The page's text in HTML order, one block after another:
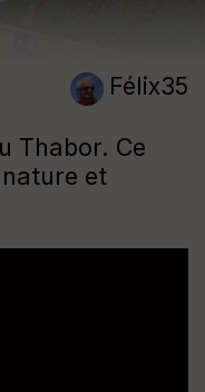
Félix35
Thabor. Ce
et